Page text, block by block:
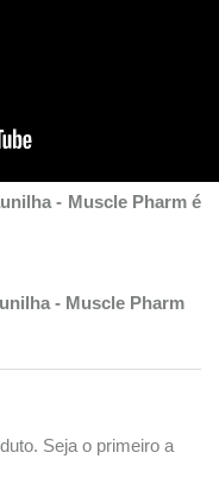
- Muscle Pharm é
- Muscle Pharm
Seja o primeiro a